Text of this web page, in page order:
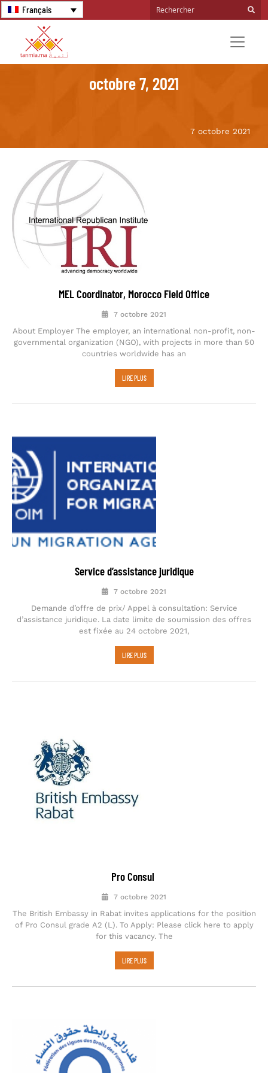
Français
octobre 7, 2021
7 octobre 2021
MEL Coordinator, Morocco Field Office
7 octobre 2021
About Employer The employer, an international non-profit, non-
governmental organization (NGO), with projects in more than 50
countries worldwide has an
LIRE PLUS
Service d’assistance juridique
7 octobre 2021
Demande d’offre de prix/ Appel à consultation: Service
d’assistance juridique. La date limite de soumission des offres
est fixée au 24 octobre 2021,
LIRE PLUS
Pro Consul
7 octobre 2021
The British Embassy in Rabat invites applications for the position
of Pro Consul grade A2 (L). To Apply: Please click here to apply
for this vacancy. The
LIRE PLUS